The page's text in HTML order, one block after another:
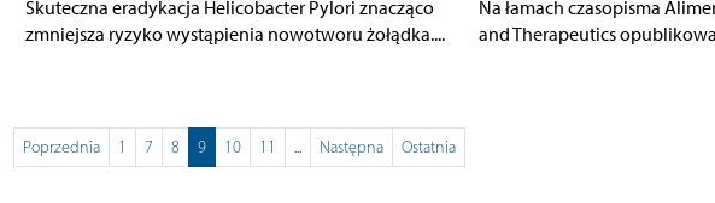
Skuteczna eradykacja Helicobacter Pylori znacząco
zmniejsza ryzyko wystąpienia nowotworu żołądka....
Na łamach czasopisma
and Therapeutics
Poprzednia 1 7 8 9 10 11 ... Następna Ostatnia